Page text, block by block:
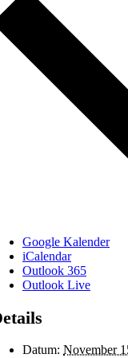
Google Kalender
iCalendar
Outlook 365
Outlook Live
Datum: November